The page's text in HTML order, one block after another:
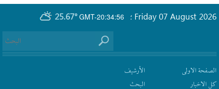
GMT-20:34:56
25.67° Friday 07 August 2026 ؛
الصفحة الاولى
كل الاخبار
الأرشیف
البحث